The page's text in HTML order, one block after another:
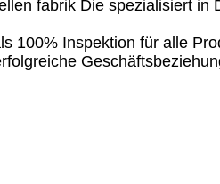
fabrik Die spezialisiert
100% Inspektion für alle